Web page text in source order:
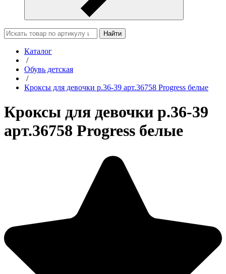
Найти
Каталог
/
Обувь детская
/
Кроксы для девочки р.36-39 арт.36758 Progress белые
Кроксы для девочки р.36-39
арт.36758 Progress белые